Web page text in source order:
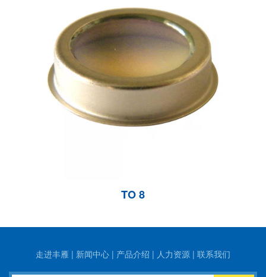
TO 8
走进丰雁 | 新闻中心 | 产品介绍 | 人力资源 | 联系我们